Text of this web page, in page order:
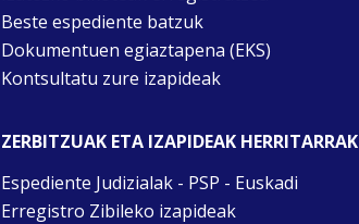
Beste espediente batzuk
Dokumentuen egiaztapena (EKS)
Kontsultatu zure izapideak
ZERBITZUAK ETA IZAPIDEAK HERRITARRAK
Espediente Judizialak - PSP - Euskadi
Erregistro Zibileko izapideak